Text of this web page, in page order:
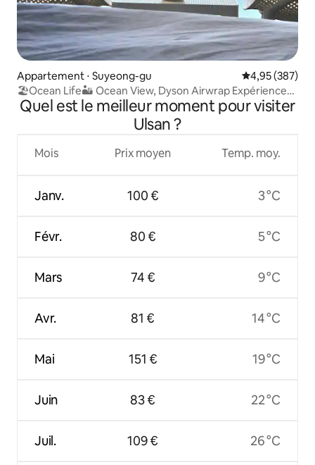
Appartement ⋅ Suyeong-gu Évaluation
4,95 (387)
🏖Ocean Life🏜 Ocean View, Dyson Airwrap Expérience♥
Regarder Netflix Parking🚘 gratuit Espace intérieur🚢 de
Quel est le meilleur moment pour visiter
Ulsan ?
Mois
Janv.
Févr.
Mars
Avr.
Mai
Juin
Juil.
Prix moyen
100 €
80 €
74 €
81 €
151 €
83 €
109 €
Temp. moy.
3 °C
5 °C
9 °C
14 °C
19 °C
22 °C
26 °C